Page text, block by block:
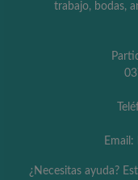
trabajo, bodas,
Email:
¿Necesitas ayuda?